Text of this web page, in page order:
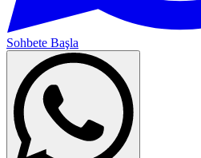
Sohbete Başla